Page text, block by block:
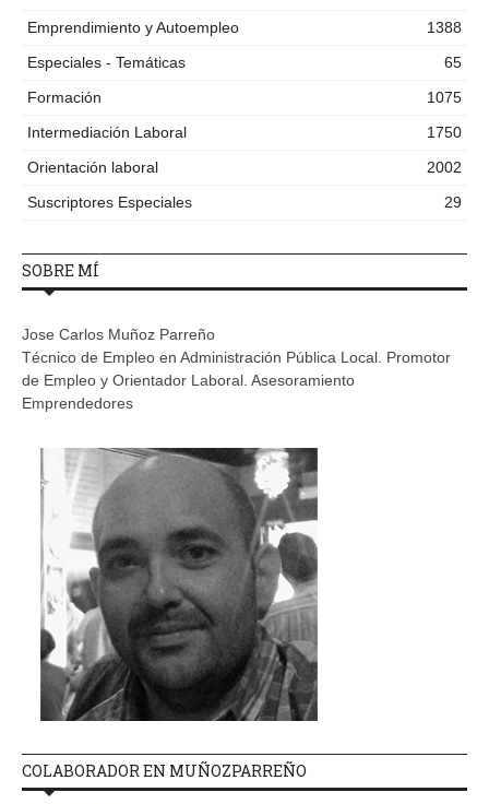
Emprendimiento y Autoempleo
1388
Especiales - Temáticas
65
Formación
1075
Intermediación Laboral
1750
Orientación laboral
2002
Suscriptores Especiales
29
SOBRE MÍ
Jose Carlos Muñoz Parreño
Técnico de Empleo en Administración Pública Local. Promotor
de Empleo y Orientador Laboral. Asesoramiento
Emprendedores
COLABORADOR EN MUÑOZPARREÑO